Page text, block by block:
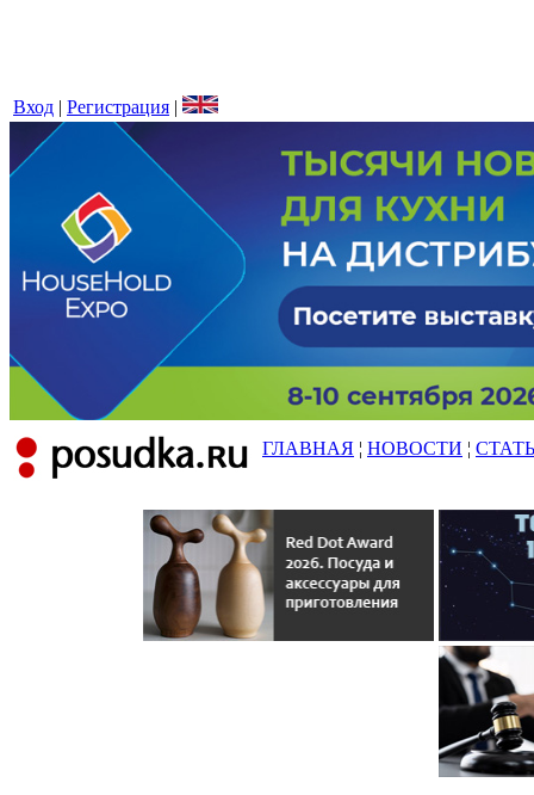
Вход | Регистрация |
ГЛАВНАЯ ¦ НОВОСТИ ¦